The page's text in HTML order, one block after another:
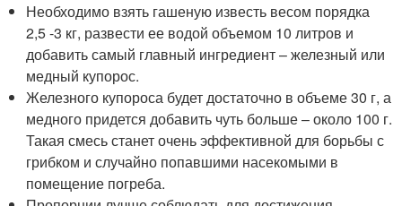
Необходимо взять гашеную известь весом порядка
2,5 -3 кг, развести ее водой объемом 10 литров и
добавить самый главный ингредиент – железный или
медный купорос.
Железного купороса будет достаточно в объеме 30 г, а
медного придется добавить чуть больше – около 100 г.
Такая смесь станет очень эффективной для борьбы с
грибком и случайно попавшими насекомыми в
помещение погреба.